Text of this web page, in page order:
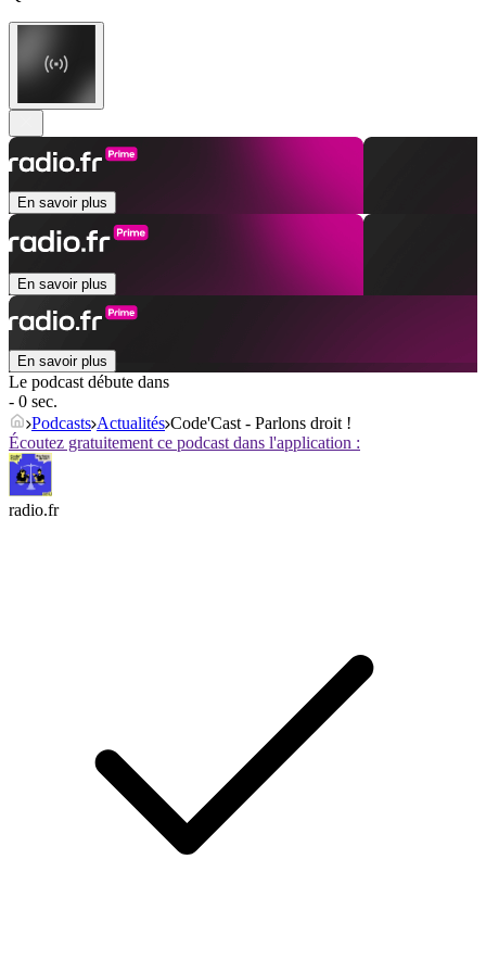
En savoir plus
En savoir plus
En savoir plus
Le podcast débute dans
- 0 sec.
Podcasts Actualités Code'Cast - Parlons droit !
Écoutez gratuitement ce podcast dans l'application :
radio.fr